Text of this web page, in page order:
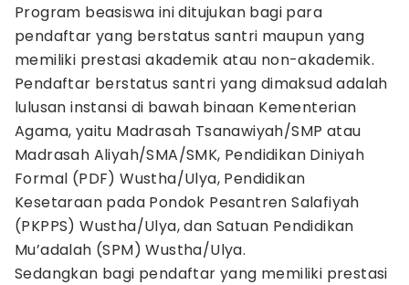
Program beasiswa ini ditujukan bagi para
pendaftar yang berstatus santri maupun yang
memiliki prestasi akademik atau non-akademik.
Pendaftar berstatus santri yang dimaksud adalah
lulusan instansi di bawah binaan Kementerian
Agama, yaitu Madrasah Tsanawiyah/SMP atau
Madrasah Aliyah/SMA/SMK, Pendidikan Diniyah
Formal (PDF) Wustha/Ulya, Pendidikan
Kesetaraan pada Pondok Pesantren Salafiyah
(PKPPS) Wustha/Ulya, dan Satuan Pendidikan
Mu’adalah (SPM) Wustha/Ulya.
Sedangkan bagi pendaftar yang memiliki prestasi